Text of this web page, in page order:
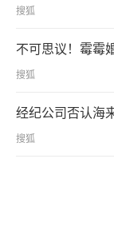
搜狐
不可思议！霉霉
搜狐
经纪公司否认海
搜狐